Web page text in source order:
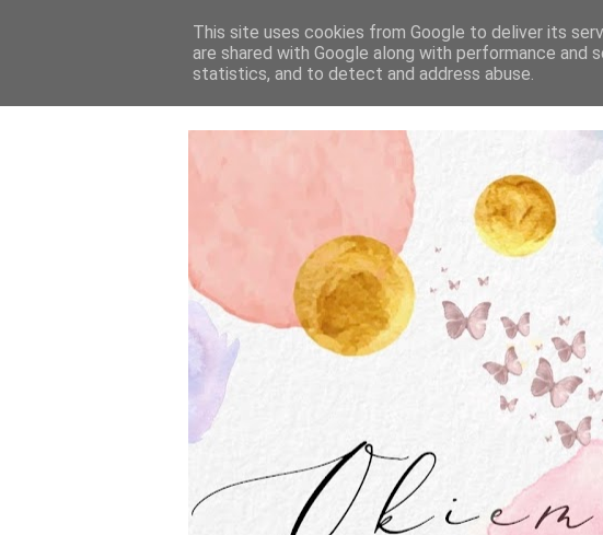
STRONA
This site uses cookies from Google to deliver its
are shared with Google along with performance
statistics, and to detect and address abuse.